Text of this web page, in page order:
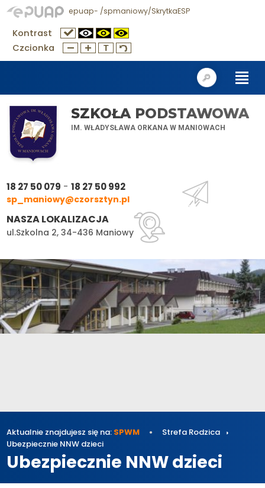
epuap- /spmaniowy/SkrytkaESP
Kontrast
Czcionka
SZKOŁA PODSTAWOWA
IM. WŁADYSŁAWA ORKANA W MANIOWACH
18 27 50 079 -18 27 50 992
sp_maniowy@czorsztyn.pl
NASZA LOKALIZACJA
ul.Szkolna 2, 34-436 Maniowy
Aktualnie znajdujesz się na: SPWM
Strefa Rodzica
Ubezpiecznie NNW dzieci
Ubezpiecznie NNW dzieci